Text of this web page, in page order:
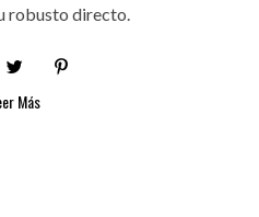
robusto directo.
Más